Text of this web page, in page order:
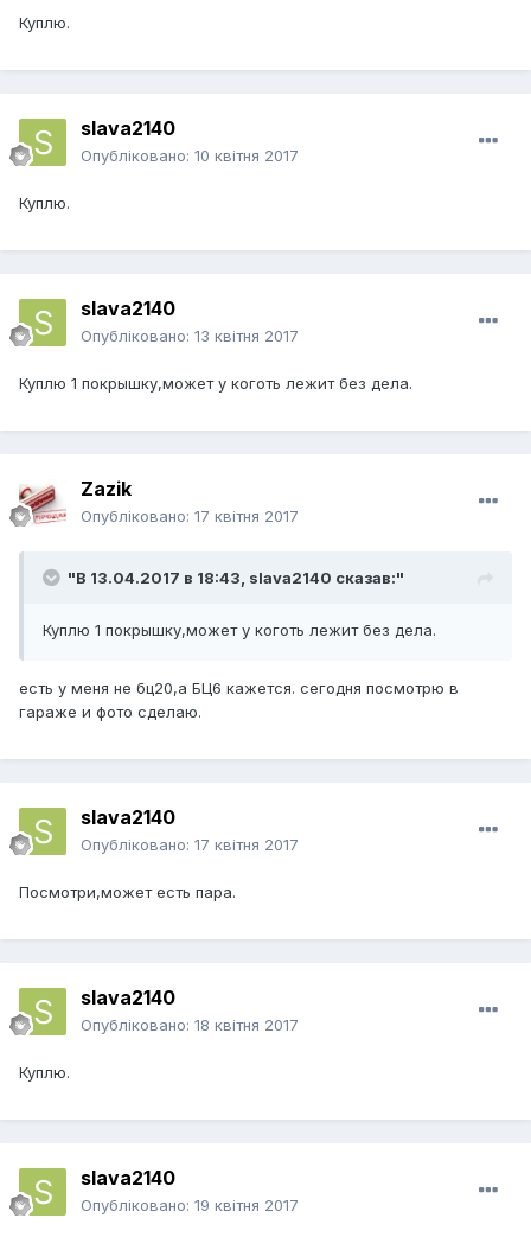
Куплю.
slava2140
Опубліковано: 10 квітня 2017
Куплю.
slava2140
Опубліковано: 13 квітня 2017
Куплю 1 покрышку,может у коготь лежит без дела.
Zazik
Опубліковано: 17 квітня 2017
"В 13.04.2017 в 18:43, slava2140 сказав:"
Куплю 1 покрышку,может у коготь лежит без дела.
есть у меня не бц20,а БЦ6 кажется. сегодня посмотрю в
гараже и фото сделаю.
slava2140
Опубліковано: 17 квітня 2017
Посмотри,может есть пара.
slava2140
Опубліковано: 18 квітня 2017
Куплю.
slava2140
Опубліковано: 19 квітня 2017